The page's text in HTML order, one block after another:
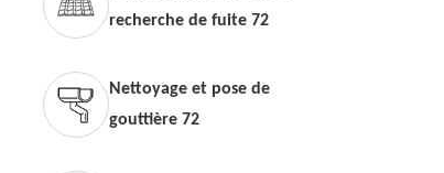
recherche de fuite 72
Nettoyage et pose de
gouttière 72